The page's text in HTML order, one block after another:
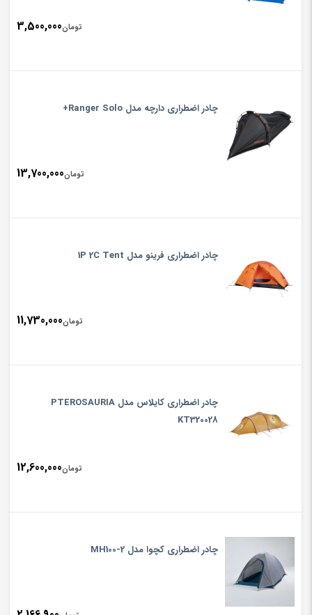
تومان3,500,000
چادر اضطراری دارچه مدل Ranger Solo+
تومان13,700,000
چادر اضطراری فرینو مدل 1P 2C Tent
تومان11,730,000
چادر اضطراری کایلاس مدل PTEROSAURIA
KT320028
تومان12,600,000
چادر اضطراری کچوا مدل MH100-2